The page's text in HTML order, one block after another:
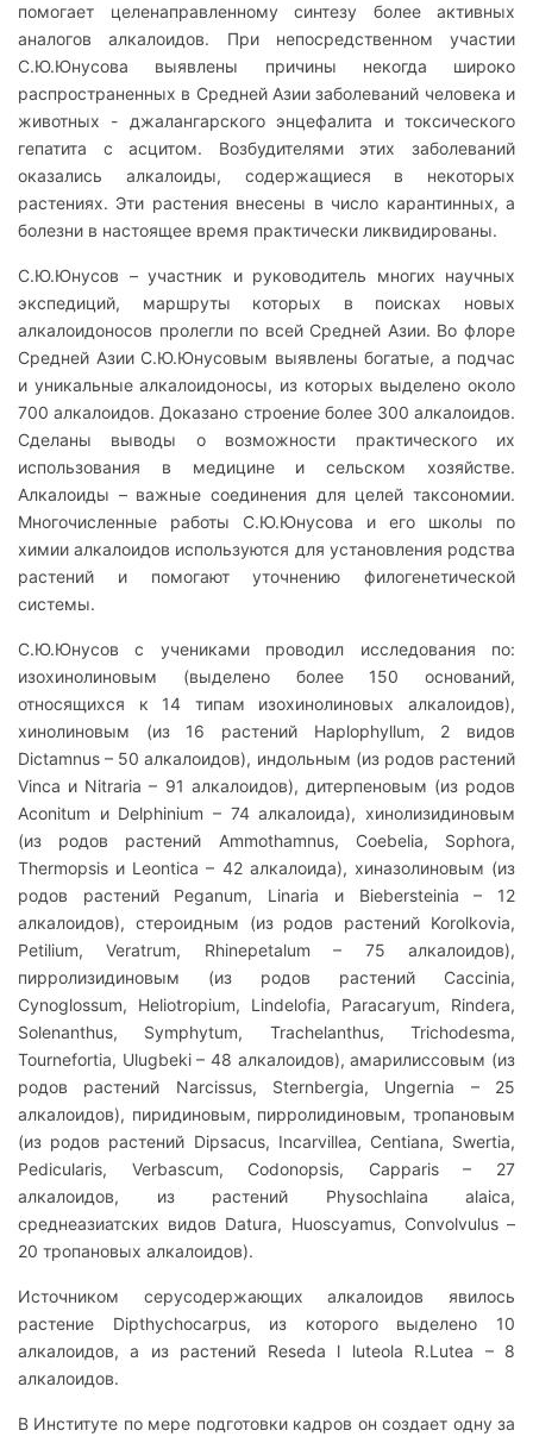
помогает целенаправленному синтезу более активных
аналогов алкалоидов. При непосредственном участии
С.Ю.Юнусова выявлены причины некогда широко
распространенных в Средней Азии заболеваний человека и
животных - джалангарского энцефалита и токсического
гепатита с асцитом. Возбудителями этих заболеваний
оказались алкалоиды, содержащиеся в некоторых
растениях. Эти растения внесены в число карантинных, а
болезни в настоящее время практически ликвидированы.
С.Ю.Юнусов – участник и руководитель многих научных
экспедиций, маршруты которых в поисках новых
алкалоидоносов пролегли по всей Средней Азии. Во флоре
Средней Азии С.Ю.Юнусовым выявлены богатые, а подчас
и уникальные алкалоидоносы, из которых выделено около
700 алкалоидов. Доказано строение более 300 алкалоидов.
Сделаны выводы о возможности практического их
использования в медицине и сельском хозяйстве.
Алкалоиды – важные соединения для целей таксономии.
Многочисленные работы С.Ю.Юнусова и его школы по
химии алкалоидов используются для установления родства
растений и помогают уточнению филогенетической
системы.
С.Ю.Юнусов с учениками проводил исследования по:
изохинолиновым (выделено более 150 оснований,
относящихся к 14 типам изохинолиновых алкалоидов),
хинолиновым (из 16 растений Haplophyllum, 2 видов
Dictamnus – 50 алкалоидов), индольным (из родов растений
Vinca и Nitraria – 91 алкалоидов), дитерпеновым (из родов
Aconitum и Delphinium – 74 алкалоида), хинолизидиновым
(из родов растений Ammothamnus, Coebelia, Sophora,
Thermopsis и Leontica – 42 алкалоида), хиназолиновым (из
родов растений Peganum, Linaria и Biebersteinia – 12
алкалоидов), стероидным (из родов растений Korolkovia,
Petilium, Veratrum, Rhinepetalum – 75 алкалоидов),
пирролизидиновым (из родов растений Caccinia,
Cynoglossum, Heliotropium, Lindelofia, Paracaryum, Rindera,
Solenanthus, Symphytum, Trachelanthus, Trichodesma,
Tournefortia, Ulugbeki – 48 алкалоидов), амарилиссовым (из
родов растений Narcissus, Sternbergia, Ungernia – 25
алкалоидов), пиридиновым, пирролидиновым, тропановым
(из родов растений Dipsacus, Incarvillea, Centiana, Swertia,
Pedicularis, Verbascum, Codonopsis, Capparis – 27
алкалоидов, из растений Physochlaina alaica,
среднеазиатских видов Datura, Huoscyamus, Convolvulus –
20 тропановых алкалоидов).
Источником серусодержающих алкалоидов явилось
растение Dipthychocarpus, из которого выделено 10
алкалоидов, а из растений Reseda l luteola R.Lutea – 8
алкалоидов.
В Институте по мере подготовки кадров он создает одну за